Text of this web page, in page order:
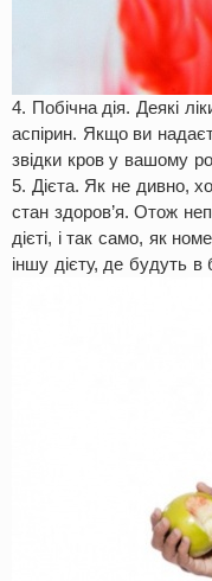
4. Побічна дія. Деякі
аспірин. Якщо ви
звідки кров у вашому
5. Дієта. Як не дивно,
стан здоров’я. Отож
дієті, і так само, як
іншу дієту, де будуть в